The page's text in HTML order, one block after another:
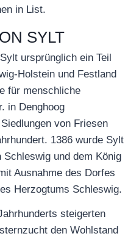
in List.
SYLT
ursprünglich ein Teil
Holstein und Festland
für menschliche
in Denghoog
von Friesen
1386 wurde Sylt
und dem König
Ausnahme des Dorfes
Herzogtums Schleswig.
steigerten
den Wohlstand